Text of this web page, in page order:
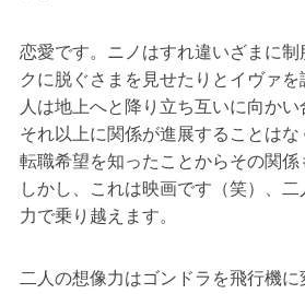
恋愛です。ニノはすれ違いざまに制
クに脱ぐさまを見せたりとイヴァ
人は地上へと降り立ち互いに向かい
それ以上に関係が進展することは
転職希望を知ったことからその関係
しかし、これは映画です（笑）、
力で乗り越えます。
二人の想像力はゴンドラを飛行機